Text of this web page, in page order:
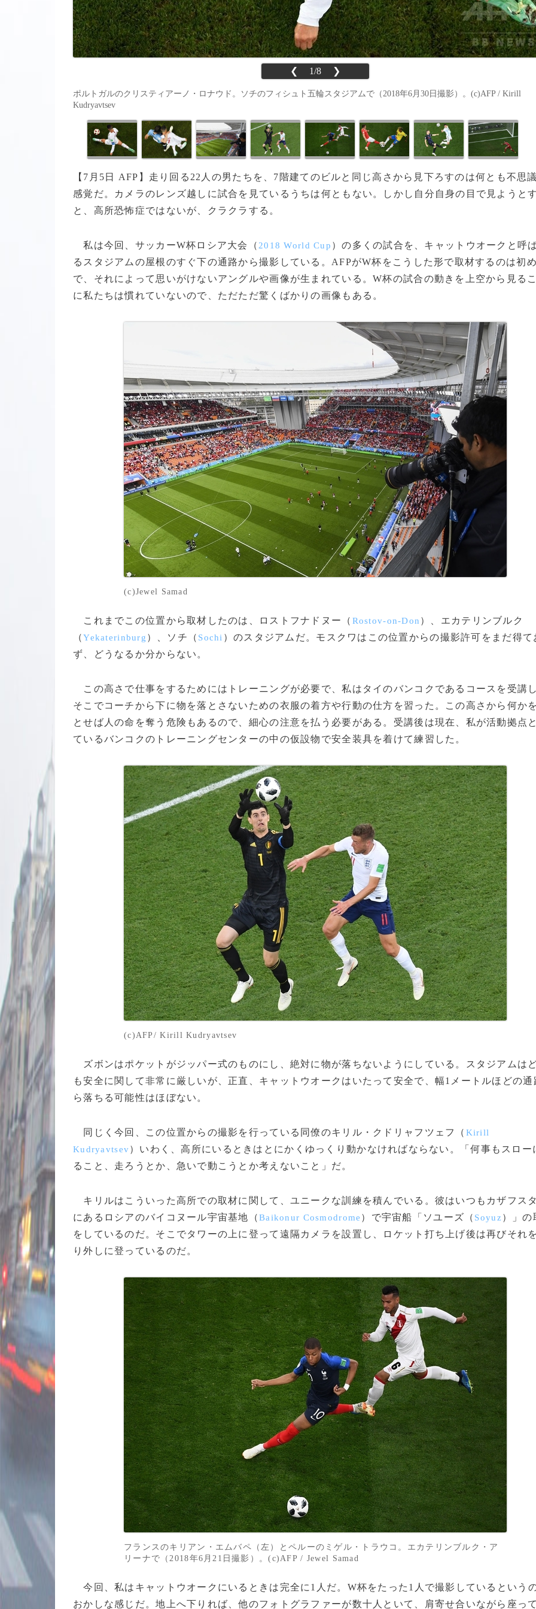
❮ 1/8 ❯
ポルトガルのクリスティアーノ・ロナウド。ソチのフィシュト五輪スタジアムで（2018年6月30日撮影）。(c)AFP / Kirill
Kudryavtsev
【7月5日 AFP】走り回る22人の男たちを、7階建てのビルと同じ高さから見下ろすのは何とも不思
感覚だ。カメラのレンズ越しに試合を見ているうちは何ともない。しかし自分自身の目で見ようと
と、高所恐怖症ではないが、クラクラする。
私は今回、サッカーW杯ロシア大会（ 2018 World Cup ）の多くの試合を、キャットウオークと呼
るスタジアムの屋根のすぐ下の通路から撮影している。AFPがW杯をこうした形で取材するのは初
で、それによって思いがけないアングルや画像が生まれている。W杯の試合の動きを上空から見る
に私たちは慣れていないので、ただただ驚くばかりの画像もある。
(c)Jewel Samad
これまでこの位置から取材したのは、ロストフナドヌー（ Rostov-on-Don ）、エカテリンブルク
（Yekaterinburg ）、ソチ（ Sochi ）のスタジアムだ。モスクワはこの位置からの撮影許可をまだ得て
ず、どうなるか分からない。
この高さで仕事をするためにはトレーニングが必要で、私はタイのバンコクであるコースを受講
そこでコーチから下に物を落とさないための衣服の着方や行動の仕方を習った。この高さから何か
とせば人の命を奪う危険もあるので、細心の注意を払う必要がある。受講後は現在、私が活動拠点
ているバンコクのトレーニングセンターの中の仮設物で安全装具を着けて練習した。
(c)AFP/ Kirill Kudryavtsev
ズボンはポケットがジッパー式のものにし、絶対に物が落ちないようにしている。スタジアムは
も安全に関して非常に厳しいが、正直、キャットウオークはいたって安全で、幅1メートルほどの通
ら落ちる可能性はほぼない。
同じく今回、この位置からの撮影を行っている同僚のキリル・クドリャフツェフ（ Kirill
Kudryavtsev）いわく、高所にいるときはとにかくゆっくり動かなければならない。「何事もスロー
ること、走ろうとか、急いで動こうとか考えないこと」だ。
キリルはこういった高所での取材に関して、ユニークな訓練を積んでいる。彼はいつもカザフス
にあるロシアのバイコヌール宇宙基地（Baikonur Cosmodrome ）で宇宙船「ソユーズ（ Soyuz）」の
をしているのだ。そこでタワーの上に登って遠隔カメラを設置し、ロケット打ち上げ後は再びそれ
り外しに登っているのだ。
フランスのキリアン・エムバペ（左）とペルーのミゲル・トラウコ。エカテリンブルク・ア
リーナで（2018年6月21日撮影）。(c)AFP / Jewel Samad
今回、私はキャットウオークにいるときは完全に1人だ。W杯をたった1人で撮影しているという
おかしな感じだ。地上へ下りれば、他のフォトグラファーが数十人といて、肩寄せ合いながら座っ